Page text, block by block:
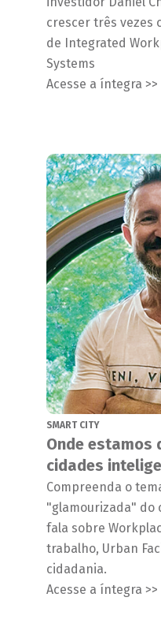
crescer três vezes
de Integrated
Systems
Acesse a íntegra >>
SMART CITY
Onde estamos
cidades
Compreenda o
"glamourizada" do
fala sobre
trabalho, Urban
cidadania.
Acesse a íntegra >>